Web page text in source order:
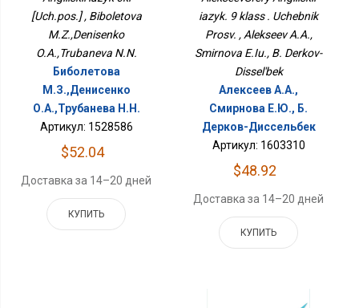
[Uch.pos.] , Biboletova
M.Z.,Denisenko
O.A.,Trubaneva N.N.
Биболетова
М.З.,Денисенко
О.А.,Трубанева Н.Н.
Артикул: 1528586
$52.04
Доставка за 14–20 дней
КУПИТЬ
iazyk. 9 klass . Uchebnik
Prosv. , Alekseev A.A.,
Smirnova E.Iu., B. Derkov-
Dissel'bek
Алексеев А.А.,
Смирнова Е.Ю., Б.
Дерков-Диссельбек
Артикул: 1603310
$48.92
Доставка за 14–20 дней
КУПИТЬ